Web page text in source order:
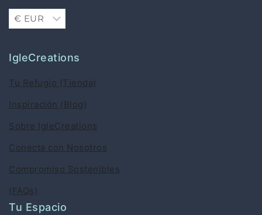
IgleCreations
Tu Refugio (Tienda)
Inspiración (Blog)
Sobre IgleCreations
Conecta con Nosotros
Compromiso Sostenibles
(FAQs)
Tu Espacio